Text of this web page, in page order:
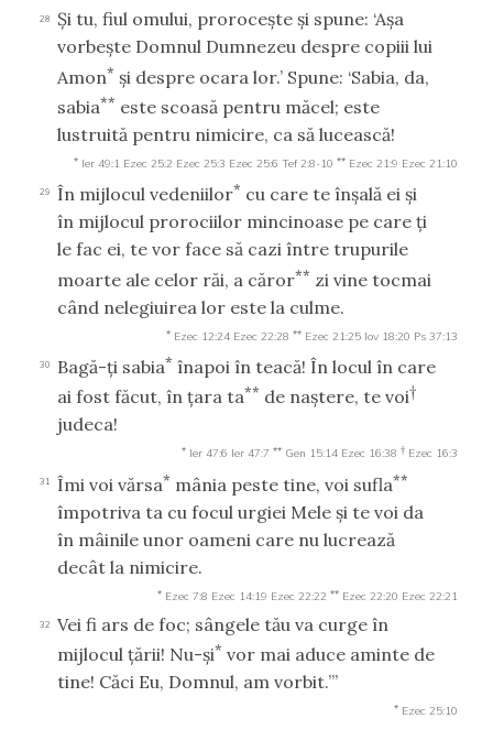
28
Şi tu, fiul omului, proroceşte şi spune: ‘Aşa
vorbeşte Domnul Dumnezeu despre copiii lui
Amon* şi despre ocara lor.’ Spune: ‘Sabia, da,
sabia** este scoasă pentru măcel; este
lustruită pentru nimicire, ca să lucească!
* Ier 49:1 Ezec 25:2 Ezec 25:3 Ezec 25:6 Tef 2:8-10 ** Ezec 21:9 Ezec 21:10
29 În mijlocul vedeniilor* cu care te înşală ei şi
în mijlocul prorociilor mincinoase pe care ţi
le fac ei, te vor face să cazi între trupurile
moarte ale celor răi, a căror** zi vine tocmai
când nelegiuirea lor este la culme.
* Ezec 12:24 Ezec 22:28 ** Ezec 21:25 Iov 18:20 Ps 37:13
30 Bagă-ţi sabia* înapoi în teacă! În locul în care
ai fost făcut, în ţara ta** de naştere, te voi†
judeca!
* Ier 47:6 Ier 47:7 ** Gen 15:14 Ezec 16:38 † Ezec 16:3
31 Îmi voi vărsa* mânia peste tine, voi sufla**
împotriva ta cu focul urgiei Mele şi te voi da
în mâinile unor oameni care nu lucrează
decât la nimicire.
* Ezec 7:8 Ezec 14:19 Ezec 22:22 ** Ezec 22:20 Ezec 22:21
32
Vei fi ars de foc; sângele tău va curge în
mijlocul ţării! Nu-şi* vor mai aduce aminte de
tine! Căci Eu, Domnul, am vorbit.’”
* Ezec 25:10